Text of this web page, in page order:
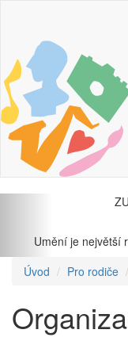
Umění je největší
Úvod Pro rodiče